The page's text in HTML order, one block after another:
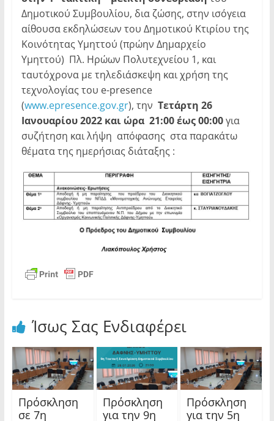
Δημοτικού Συμβουλίου, δια ζώσης, στην ισόγεια
αίθουσα εκδηλώσεων του Δημοτικού Κτιρίου της
Κοινότητας Υμηττού (πρώην Δημαρχείο
Υμηττού) Πλ. Ηρώων Πολυτεχνείου 1, και
ταυτόχρονα με τηλεδιάσκεψη και χρήση της
τεχνολογίας του e-presence
(www.epresence.gov.gr), την Τετάρτη 26
Ιανουαρίου 2022 και ώρα 21:00 έως 00:00για
συζήτηση και λήψη απόφασης στα παρακάτω
θέματα της ημερήσιας διάταξης :
Ίσως Σας Ενδιαφέρει
Πρόσκληση
σε 7η
Πρόσκληση
για την 9η
Πρόσκληση
για την 5η